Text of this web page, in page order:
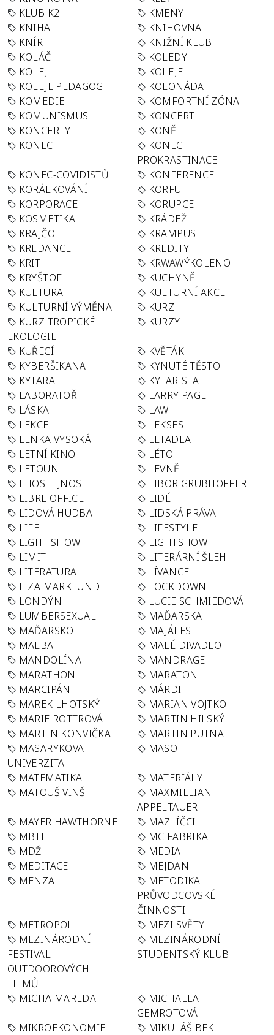
KLUB K2
KMENY
KNIHA
KNIHOVNA
KNÍR
KNIŽNÍ KLUB
KOLÁČ
KOLEDY
KOLEJ
KOLEJE
KOLEJE PEDAGOG
KOLONÁDA
KOMEDIE
KOMFORTNÍ ZÓNA
KOMUNISMUS
KONCERT
KONCERTY
KONĚ
KONEC
KONEC
PROKRASTINACE
KONEC-COVIDISTŮ
KONFERENCE
KORÁLKOVÁNÍ
KORFU
KORPORACE
KORUPCE
KOSMETIKA
KRÁDEŽ
KRAJČO
KRAMPUS
KREDANCE
KREDITY
KRIT
KRWAWÝKOLENO
KRYŠTOF
KUCHYNĚ
KULTURA
KULTURNÍ AKCE
KULTURNÍ VÝMĚNA
KURZ
KURZ TROPICKÉ
EKOLOGIE
KURZY
KUŘECÍ
KVĚTÁK
KYBERŠIKANA
KYNUTÉ TĚSTO
KYTARA
KYTARISTA
LABORATOŘ
LARRY PAGE
LÁSKA
LAW
LEKCE
LEKSES
LENKA VYSOKÁ
LETADLA
LETNÍ KINO
LÉTO
LETOUN
LEVNĚ
LHOSTEJNOST
LIBOR GRUBHOFFER
LIBRE OFFICE
LIDÉ
LIDOVÁ HUDBA
LIDSKÁ PRÁVA
LIFE
LIFESTYLE
LIGHT SHOW
LIGHTSHOW
LIMIT
LITERÁRNÍ ŠLEH
LITERATURA
LÍVANCE
LIZA MARKLUND
LOCKDOWN
LONDÝN
LUCIE SCHMIEDOVÁ
LUMBERSEXUAL
MAĎARSKA
MAĎARSKO
MAJÁLES
MALBA
MALÉ DIVADLO
MANDOLÍNA
MANDRAGE
MARATHON
MARATON
MARCIPÁN
MÁRDI
MAREK LHOTSKÝ
MARIAN VOJTKO
MARIE ROTTROVÁ
MARTIN HILSKÝ
MARTIN KONVIČKA
MARTIN PUTNA
MASARYKOVA
UNIVERZITA
MASO
MATEMATIKA
MATERIÁLY
MATOUŠ VINŠ
MAXMILLIAN
APPELTAUER
MAYER HAWTHORNE
MAZLÍČCI
MBTI
MC FABRIKA
MDŽ
MEDIA
MEDITACE
MEJDAN
MENZA
METODIKA
PRŮVODCOVSKÉ
ČINNOSTI
METROPOL
MEZI SVĚTY
MEZINÁRODNÍ
FESTIVAL
OUTDOOROVÝCH
FILMŮ
MEZINÁRODNÍ
STUDENTSKÝ KLUB
MICHA MAREDA
MICHAELA
GEMROTOVÁ
MIKROEKONOMIE
MIKULÁŠ BEK